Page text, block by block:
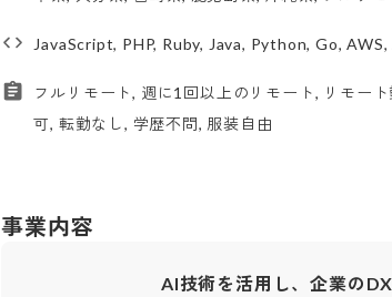
JavaScript, PHP, Ruby, Java, Python, Go,
フルリモート, 週に1回以上のリモート, リモー
可, 転勤なし, 学歴不問, 服装自由
事業内容
AI技術を活用し、企業の